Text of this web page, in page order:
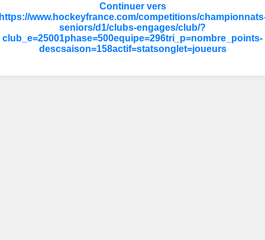
Continuer vers
www.hockeyfrance.com/competitions/
seniors/d1/clubs-engages/club/?
club_e=25001phase=500equipe=296tri_p=nombre_points-
descsaison=158actif=statsonglet=joueurs